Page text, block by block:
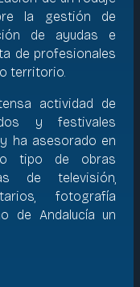
la gestión de
de ayudas e
de profesionales
territorio.
actividad de
y festivales
ha asesorado en
tipo de obras
de televisión,
fotografía
de Andalucía un